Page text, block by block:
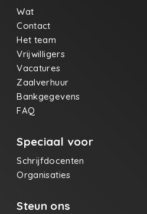
Wat
Contact
Het team
Vrijwilligers
Vacatures
Zaalverhuur
Bankgegevens
FAQ
Speciaal voor
Schrijfdocenten
Organisaties
Steun ons